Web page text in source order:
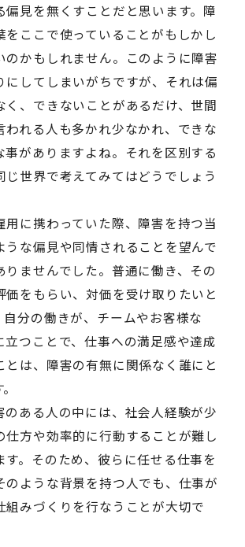
偏見を無くすことだと思います。障
をここで使っていることがもしかし
のかもしれません。このように障害
にしてしまいがちですが、それは偏
く、できないことがあるだけ、世間
われる人も多かれ少なかれ、できな
事がありますよね。それを区別する
じ世界で考えてみてはどうでしょう
用に携わっていた際、障害を持つ当
うな偏見や同情されることを望んで
りませんでした。普通に働き、その
価をもらい、対価を受け取りたいと
自分の働きが、チームやお客様な
立つことで、仕事への満足感や達成
とは、障害の有無に関係なく誰にと
のある人の中には、社会人経験が少
仕方や効率的に行動することが難し
す。そのため、彼らに任せる仕事を
のような背景を持つ人でも、仕事が
組みづくりを行なうことが大切で